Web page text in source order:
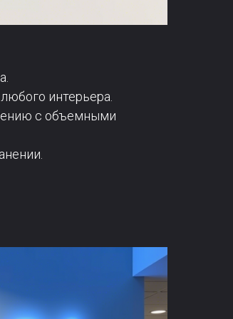
интерьера.
с объемными